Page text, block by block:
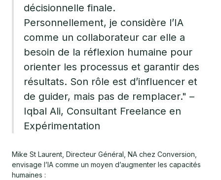
décisionnelle finale.
Personnellement, je considère l’IA
comme un collaborateur car elle a
besoin de la réflexion humaine pour
orienter les processus et garantir des
résultats. Son rôle est d’influencer et
de guider, mais pas de remplacer." –
Iqbal Ali, Consultant Freelance en
Expérimentation
Mike St Laurent, Directeur Général, NA chez Conversion,
envisage l’IA comme un moyen d’augmenter les capacités
humaines :